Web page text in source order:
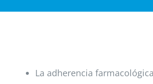
La adherencia